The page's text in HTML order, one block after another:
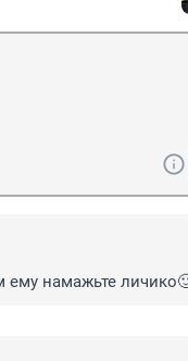
ему намажьте